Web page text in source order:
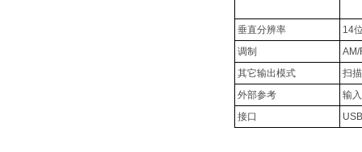
垂直分辨率
14
调制
AM/
其它输出模式
扫
外部参考
输
接口